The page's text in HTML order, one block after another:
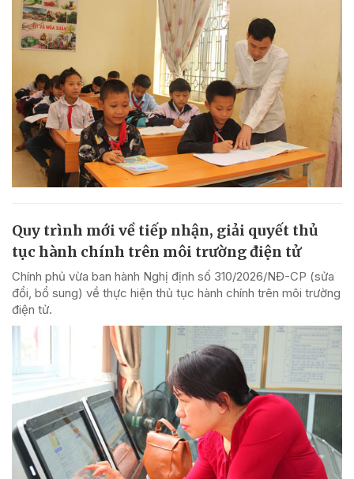
Quy trình mới về tiếp nhận, giải quyết thủ
tục hành chính trên môi trường điện tử
Chính phủ vừa ban hành Nghị định số 310/2026/NĐ-CP (sửa
đổi, bổ sung) về thực hiện thủ tục hành chính trên môi trường
điện tử.